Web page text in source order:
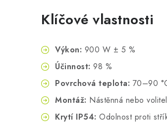
Klíčové vlastnosti
Výkon: 900 W ± 5 %
Účinnost: 98 %
Povrchová teplota: 70–90
Montáž: Nástěnná nebo
Krytí IP54: Odolnost proti